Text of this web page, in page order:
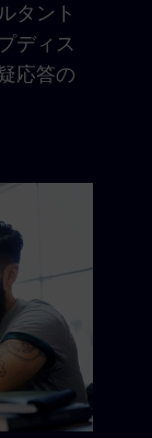
タント
ディス
応答の